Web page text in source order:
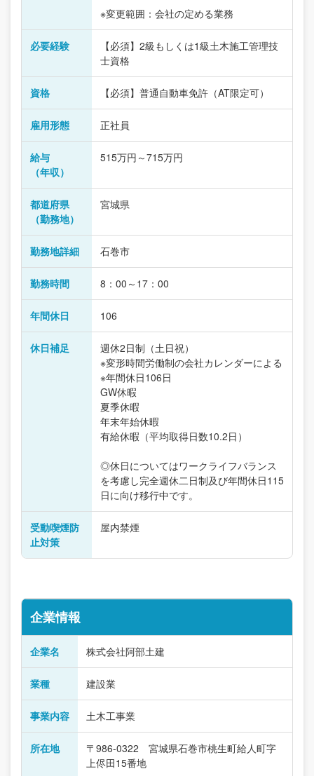
※変更範囲：会社の定める業務
必要経験
【必須】2級もしくは1級土木施工管理技
士資格
資格 【必須】普通自動車免許（AT限定可）
雇用形態 正社員
給与
（年収）
515万円～715万円
都道府県
（勤務地）
宮城県
勤務地詳細 石巻市
勤務時間 8：00～17：00
年間休日 106
休日補足
週休2日制（土日祝）
※変形時間労働制の会社カレンダーによる
※年間休日106日
GW休暇
夏季休暇
年末年始休暇
有給休暇（平均取得日数10.2日）
◎休日についてはワークライフバランス
を考慮し完全週休二日制及び年間休日115
日に向け移行中です。
受動喫煙防
止対策
屋内禁煙
企業情報
企業名 株式会社阿部土建
業種 建設業
事業内容 土木工事業
所在地
〒986-0322 宮城県石巻市桃生町給人町字
上侭田15番地